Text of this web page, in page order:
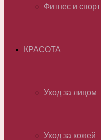
Фитнес и спорт
КРАСОТА
Уход за лицом
Уход за кожей